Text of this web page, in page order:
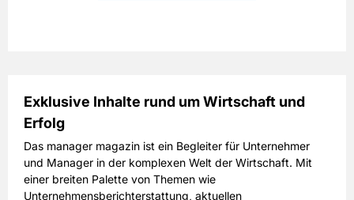
Exklusive Inhalte rund um Wirtschaft und
Erfolg
Das manager magazin ist ein Begleiter für Unternehmer
und Manager in der komplexen Welt der Wirtschaft. Mit
einer breiten Palette von Themen wie
Unternehmensberichterstattung, aktuellen